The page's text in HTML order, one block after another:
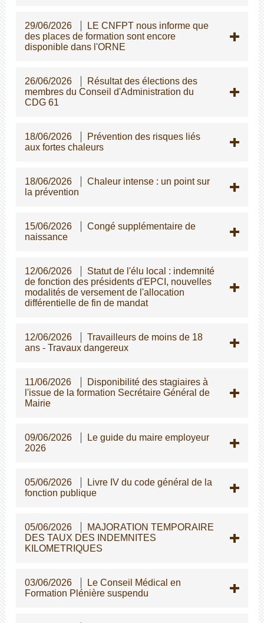
29/06/2026
LE CNFPT nous informe que
des places de formation sont encore
disponible dans l'ORNE
26/06/2026
Résultat des élections des
membres du Conseil d'Administration du
CDG 61
18/06/2026
Prévention des risques liés
aux fortes chaleurs
18/06/2026
Chaleur intense : un point sur
la prévention
15/06/2026
Congé supplémentaire de
naissance
12/06/2026
Statut de l'élu local : indemnité
de fonction des présidents d'EPCI, nouvelles
modalités de versement de l'allocation
différentielle de fin de mandat
12/06/2026
Travailleurs de moins de 18
ans - Travaux dangereux
11/06/2026
Disponibilité des stagiaires à
l'issue de la formation Secrétaire Général de
Mairie
09/06/2026
Le guide du maire employeur
2026
05/06/2026
Livre IV du code général de la
fonction publique
05/06/2026
MAJORATION TEMPORAIRE
DES TAUX DES INDEMNITES
KILOMETRIQUES
03/06/2026
Le Conseil Médical en
Formation Plénière suspendu